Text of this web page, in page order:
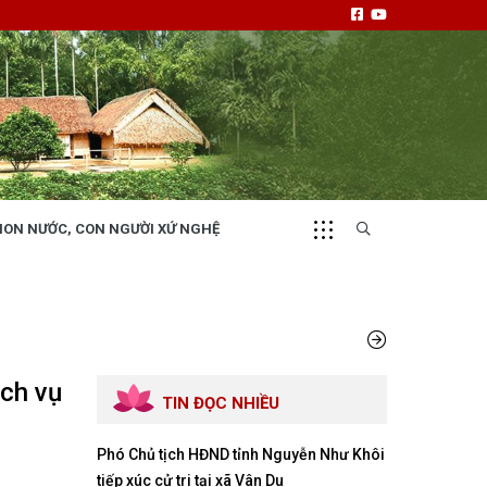
NƯỚC, CON NGƯỜI XỨ NGHỆ
NHỊP CẦU ĐẦU TƯ
vụ
TIN ĐỌC NHIỀU
Phó Chủ tịch HĐND tỉnh Nguyễn Như Khôi
tiếp xúc cử tri tại xã Vân Du